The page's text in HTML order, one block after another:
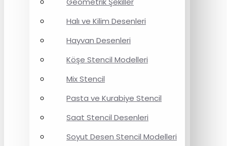
Halı ve Kilim Desenleri
Hayvan Desenleri
Köşe Stencil Modelleri
Mix Stencil
Pasta ve Kurabiye Stencil
Saat Stencil Desenleri
Soyut Desen Stencil Modelleri